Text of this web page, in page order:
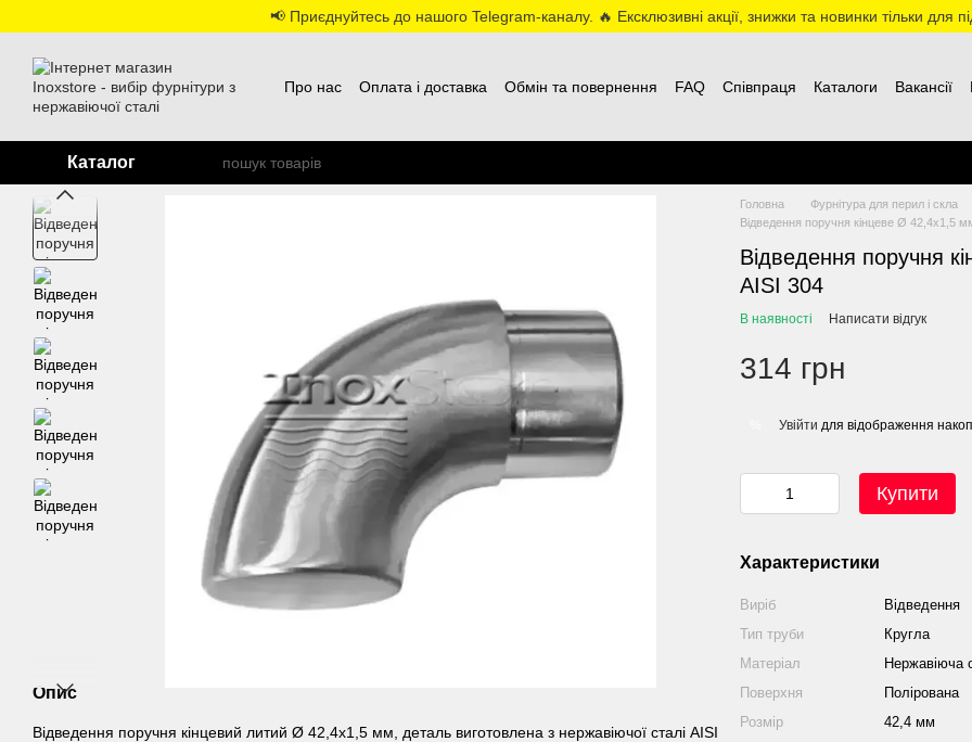
📢 Приєднуйтесь до нашого Telegram-каналу. 🔥 Ексклюзивні акції, знижки та новинки тільки для
Про нас Оплата і доставка Обмін та повернення FAQ Співпраця Каталоги Вакансії
Каталог
Опис
Відведення поручня кінцевий литий Ø 42,4х1,5 мм, деталь виготовлена з нержавіючої сталі AISI
Головна Фурнітура для перил і скла
Відведення поручня кінцеве Ø 42,4х1,5
Відведення поручня
AISI 304
В наявності Написати відгук
314 грн
Увійти для відображення
Купити
Характеристики
Виріб
Відведення
Тип труби
Кругла
Матеріал
Нержавіюча
Поверхня
Полірована
Розмір
42,4 мм